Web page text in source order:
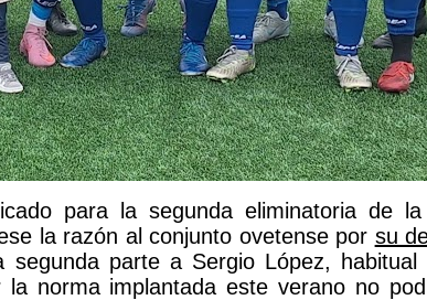
para la segunda eliminatoria de
la razón al conjunto ovetense por su
parte a Sergio López, habitual
norma implantada este verano no